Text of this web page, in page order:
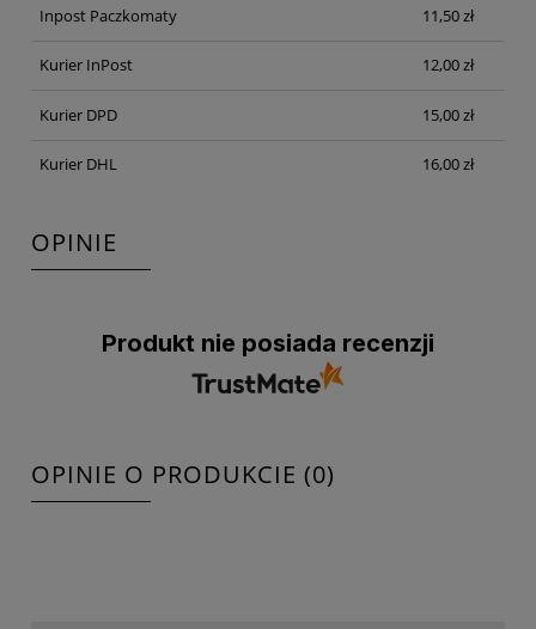
Inpost Paczkomaty 11,50 zł
Kurier InPost 12,00 zł
Kurier DPD 15,00 zł
Kurier DHL 16,00 zł
OPINIE
Produkt nie posiada recenzji
OPINIE O PRODUKCIE (0)